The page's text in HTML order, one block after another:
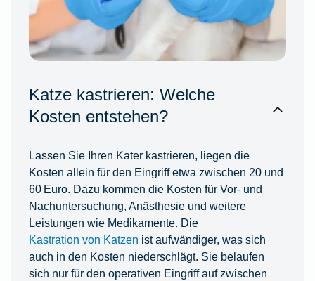
Katze kastrieren: Welche
Kosten entstehen?
Lassen Sie Ihren Kater kastrieren, liegen die
Kosten allein für den Eingriff etwa zwischen 20 und
60 Euro. Dazu kommen die Kosten für Vor- und
Nachuntersuchung, Anästhesie und weitere
Leistungen wie Medikamente. Die
Kastration von Katzen ist aufwändiger, was sich
auch in den Kosten niederschlägt. Sie belaufen
sich nur für den operativen Eingriff auf zwischen